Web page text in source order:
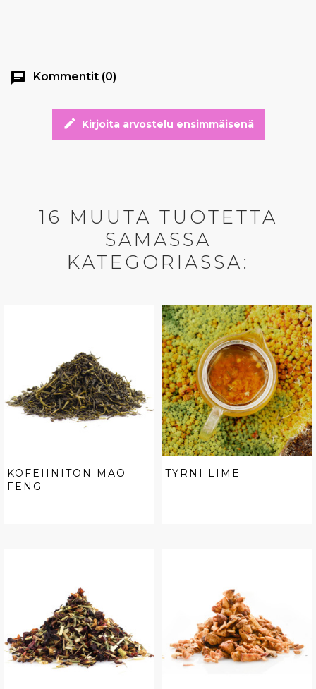
chat Kommentit (0)
edit Kirjoita arvostelu ensimmäisenä
16 MUUTA TUOTETTA
SAMASSA
KATEGORIASSA:
KOFEIINITON MAO
FENG
TYRNI LIME